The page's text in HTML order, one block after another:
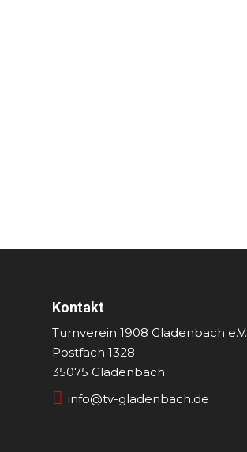
Kontakt
Turnverein 1908 Gladenbach e.V.
Postfach 1328
35075 Gladenbach
 info@tv-gladenbach.de